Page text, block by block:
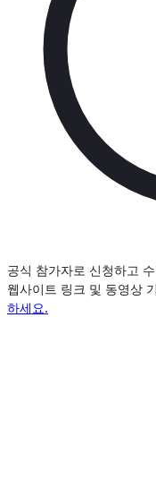
공식 참가자로 신청하고
웹사이트 링크 및 동영상
하세요.